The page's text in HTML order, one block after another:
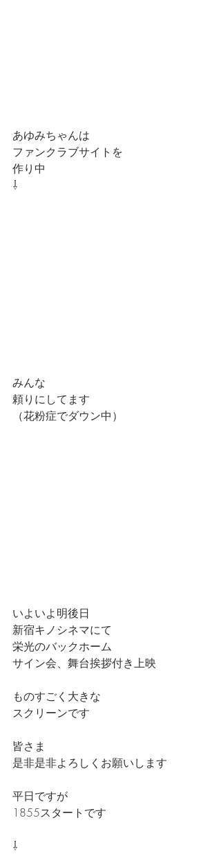
あゆみちゃんは
ファンクラブサイトを
作り中
⇩
みんな
頼りにしてます
（花粉症でダウン中）
いよいよ明後日
新宿キノシネマにて
栄光のバックホーム
サイン会、舞台挨拶付き上映
ものすごく大きな
スクリーンです
皆さま
是非是非よろしくお願いします
平日ですが
1855スタートです
⇩